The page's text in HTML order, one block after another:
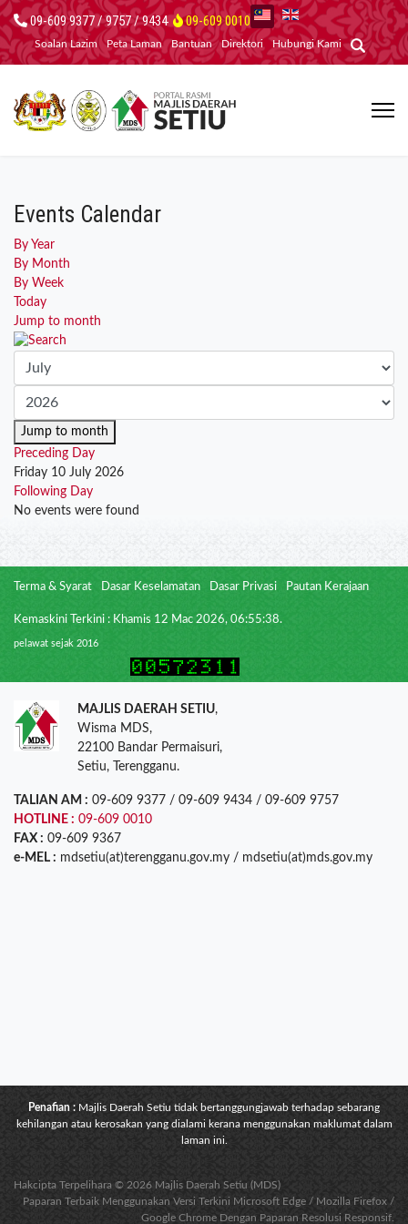
09-609 9377 / 9757 / 9434 09-609 0010
Soalan Lazim Peta Laman Bantuan Direktori Hubungi Kami
Events Calendar
By Year
By Month
By Week
Today
Jump to month
Jump to month
Preceding Day
Friday 10 July 2026
Following Day
No events were found
Terma & Syarat Dasar Keselamatan Dasar Privasi Pautan Kerajaan
Kemaskini Terkini : Khamis 12 Mac 2026, 06:55:38.
pelawat sejak 2016
MAJLIS DAERAH SETIU,
Wisma MDS,
22100 Bandar Permaisuri,
Setiu, Terengganu.
TALIAN AM : 09-609 9377 / 09-609 9434 / 09-609 9757
HOTLINE : 09-609 0010
FAX : 09-609 9367
e-MEL : mdsetiu(at)terengganu.gov.my / mdsetiu(at)mds.gov.my
Penafian : Majlis Daerah Setiu tidak bertanggungjawab terhadap sebarang
kehilangan atau kerosakan yang dialami kerana menggunakan maklumat dalam
laman ini.
Hakcipta Terpelihara © 2026 Majlis Daerah Setiu (MDS)
Paparan Terbaik Menggunakan Versi Terkini Microsoft Edge / Mozilla Firefox /
Google Chrome Dengan Paparan Resolusi Responsif.